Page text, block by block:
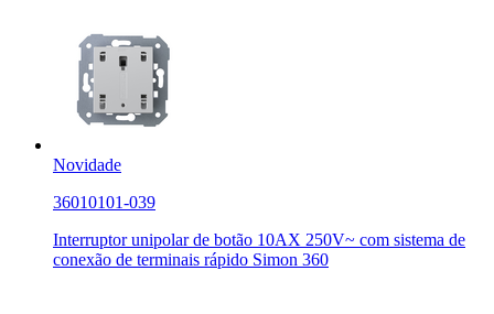
Novidade
36010101-039
Interruptor unipolar de botão 10AX 250V~ com sistema de
conexão de terminais rápido Simon 360